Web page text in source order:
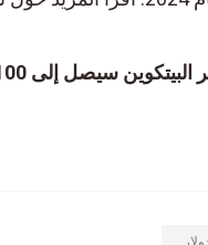
إلى 100 ألف دولار قريبًا.